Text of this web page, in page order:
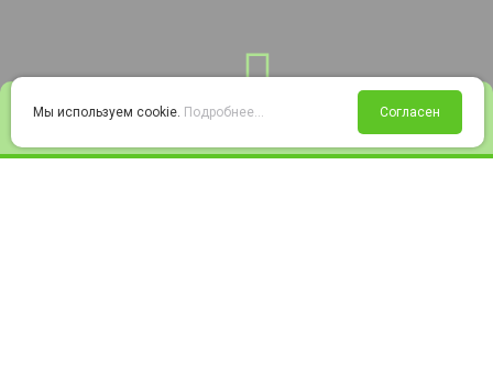
Войти Избранное Корзина
Мы используем cookie. Подробнее... Согласен